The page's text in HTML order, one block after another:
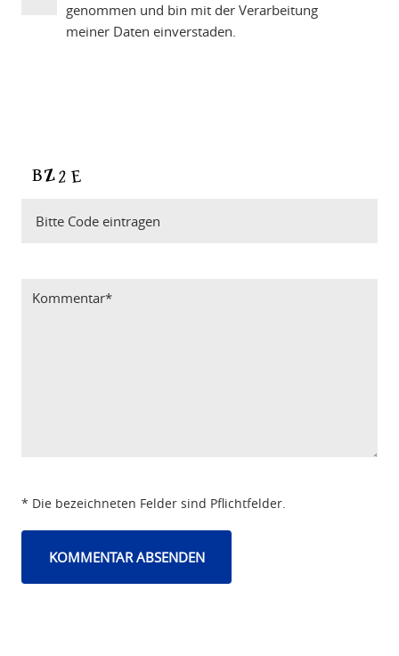
genommen und bin mit der Verarbeitung
meiner Daten einverstaden.
* Die bezeichneten Felder sind Pflichtfelder.